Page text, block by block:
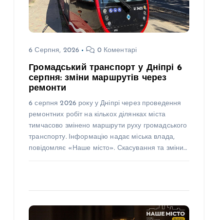
6 Серпня, 2026 0 Коментарі
Громадський транспорт у Дніпрі 6
серпня: зміни маршрутів через
ремонти
6 серпня 2026 року у Дніпрі через проведення
ремонтних робіт на кількох ділянках міста
тимчасово змінено маршрути руху громадського
транспорту. Інформацію надає міська влада,
повідомляє «Наше місто». Скасування та зміни…